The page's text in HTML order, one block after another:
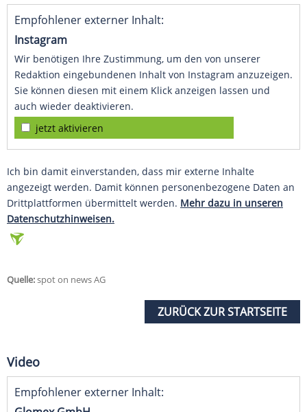
Empfohlener externer Inhalt:
Instagram
Wir benötigen Ihre Zustimmung, um den von unserer
Redaktion eingebundenen Inhalt von Instagram anzuzeigen.
Sie können diesen mit einem Klick anzeigen lassen und
auch wieder deaktivieren.
jetzt aktivieren
Ich bin damit einverstanden, dass mir externe Inhalte
angezeigt werden. Damit können personenbezogene Daten an
Drittplattformen übermittelt werden. Mehr dazu in unseren
Datenschutzhinweisen.
Quelle:spot on news AG
ZURÜCK ZUR STARTSEITE
Video
Empfohlener externer Inhalt: